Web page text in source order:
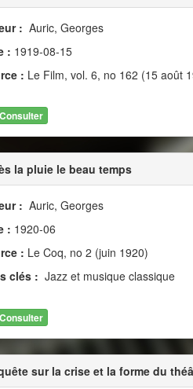
: Auric, Georges
: 1919-08-15
: Le Film, vol. 6, no 162 (15 août
Consulter
la pluie le beau temps
: Auric, Georges
: 1920-06
: Le Coq, no 2 (juin 1920)
clés : Jazz et musique classique
Consulter
sur la crise et la forme du